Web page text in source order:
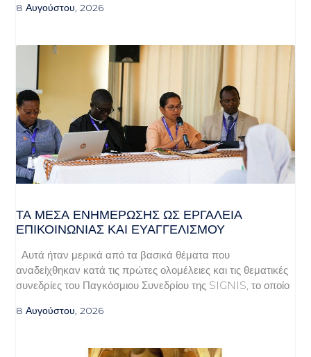
8 Αυγούστου, 2026
ΤΑ ΜΈΣΑ ΕΝΗΜΈΡΩΣΗΣ ΩΣ ΕΡΓΑΛΕΊΑ
ΕΠΙΚΟΙΝΩΝΊΑΣ ΚΑΙ ΕΥΑΓΓΕΛΙΣΜΟΎ
Αυτά ήταν μερικά από τα βασικά θέματα που
αναδείχθηκαν κατά τις πρώτες ολομέλειες και τις θεματικές
συνεδρίες του Παγκόσμιου Συνεδρίου της SIGNIS, το οποίο
8 Αυγούστου, 2026